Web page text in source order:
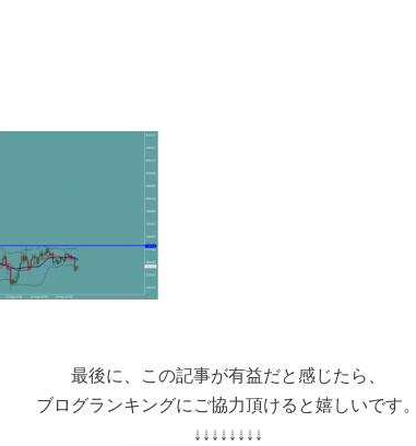
最後に、この記事が有益だと感じたら、
ブログランキングにご協力頂けると嬉しいです。
↓↓↓↓↓↓↓↓